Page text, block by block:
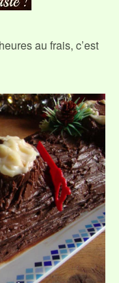
au frais, c’est